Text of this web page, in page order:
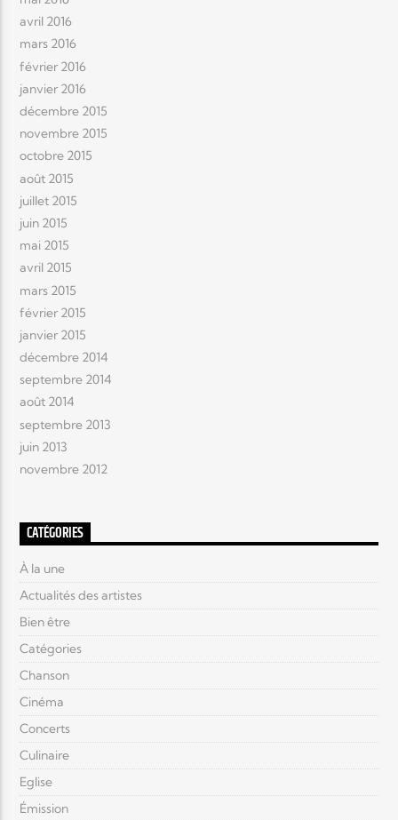
avril 2016
mars 2016
février 2016
janvier 2016
décembre 2015
novembre 2015
octobre 2015
août 2015
juillet 2015
juin 2015
mai 2015
avril 2015
mars 2015
février 2015
janvier 2015
décembre 2014
septembre 2014
août 2014
septembre 2013
juin 2013
novembre 2012
CATÉGORIES
À la une
Actualités des artistes
Bien être
Catégories
Chanson
Cinéma
Concerts
Culinaire
Eglise
Émission